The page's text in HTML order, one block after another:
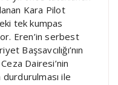
Kara Pilot
tek kumpas
Eren’in serbest
Başsavcılığı’nın
Dairesi’nin
ile